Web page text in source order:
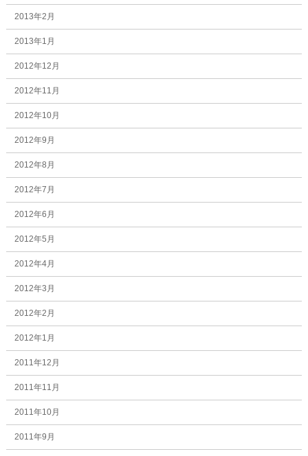
2013年2月
2013年1月
2012年12月
2012年11月
2012年10月
2012年9月
2012年8月
2012年7月
2012年6月
2012年5月
2012年4月
2012年3月
2012年2月
2012年1月
2011年12月
2011年11月
2011年10月
2011年9月